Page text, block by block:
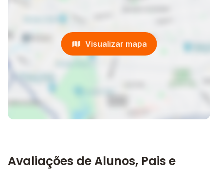
Visualizar mapa
Avaliações de Alunos, Pais e